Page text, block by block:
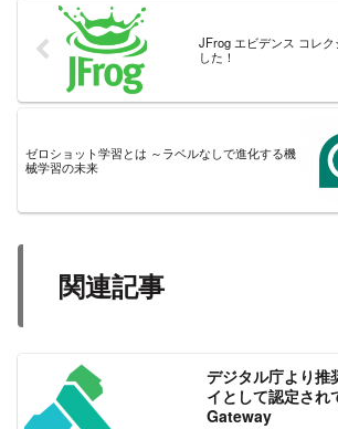
JFrog エビデンス コレ
した！
ゼロショット学習とは ～ラベルなしで進化する機
械学習の未来
関連記事
デジタル庁より推
イとして認定さ
Gateway